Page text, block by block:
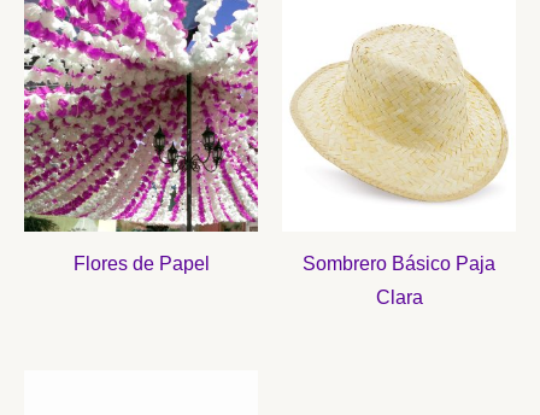
Flores de Papel
Sombrero Básico Paja
Clara